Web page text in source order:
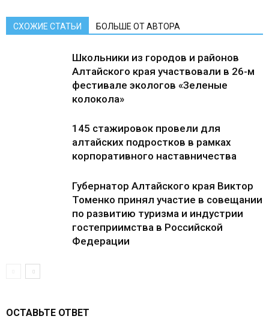
СХОЖИЕ СТАТЬИ БОЛЬШЕ ОТ АВТОРА
Школьники из городов и районов
Алтайского края участвовали в 26-м
фестивале экологов «Зеленые
колокола»
145 стажировок провели для
алтайских подростков в рамках
корпоративного наставничества
Губернатор Алтайского края Виктор
Томенко принял участие в совещании
по развитию туризма и индустрии
гостеприимства в Российской
Федерации
ОСТАВЬТЕ ОТВЕТ